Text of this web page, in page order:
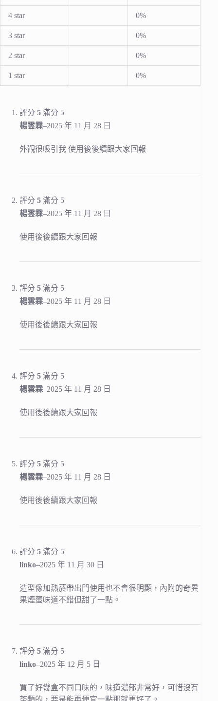
4 star 0%
3 star 0%
2 star 0%
1 star 0%
評分 5 滿分 5
楊雲霖–2025 年 11 月 28 日
外觀很吸引我 使用後後續跟大家回報
評分 5 滿分 5
楊雲霖–2025 年 11 月 28 日
使用後後續跟大家回報
評分 5 滿分 5
楊雲霖–2025 年 11 月 28 日
使用後後續跟大家回報
評分 5 滿分 5
楊雲霖–2025 年 11 月 28 日
使用後後續跟大家回報
評分 5 滿分 5
楊雲霖–2025 年 11 月 28 日
使用後後續跟大家回報
評分 5 滿分 5
linko–2025 年 11 月 30 日
造型像加熱菸帶出門使用也不會很明顯，內附的奇異
果煙蛋味道不錯但甜了一點。
評分 5 滿分 5
linko–2025 年 12 月 5 日
買了好幾盒不同口味的，味道濃郁非常好，可惜沒有
茶類的，要是能再便宜一點那就更好了。